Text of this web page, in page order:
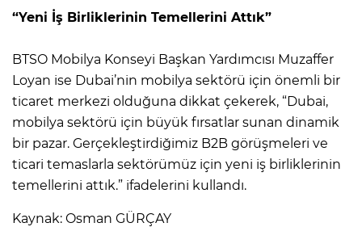
“Yeni İş Birliklerinin Temellerini Attık”
BTSO Mobilya Konseyi Başkan Yardımcısı Muzaffer
Loyan ise Dubai’nin mobilya sektörü için önemli bir
ticaret merkezi olduğuna dikkat çekerek, “Dubai,
mobilya sektörü için büyük fırsatlar sunan dinamik
bir pazar. Gerçekleştirdiğimiz B2B görüşmeleri ve
ticari temaslarla sektörümüz için yeni iş birliklerinin
temellerini attık.” ifadelerini kullandı.
Kaynak: Osman GÜRÇAY